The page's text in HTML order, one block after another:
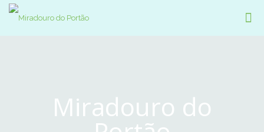
Miradouro do